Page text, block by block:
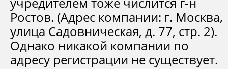
Ростов. (Адрес компании: г. Москва,
улица Садовническая, д. 77, стр. 2).
Однако никакой компании по
адресу регистрации не существует.